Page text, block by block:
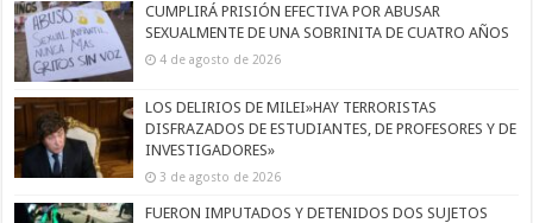
CUMPLIRÁ PRISIÓN EFECTIVA POR ABUSAR
SEXUALMENTE DE UNA SOBRINITA DE CUATRO AÑOS
4 de agosto de 2026
LOS DELIRIOS DE MILEI»HAY TERRORISTAS
DISFRAZADOS DE ESTUDIANTES, DE PROFESORES Y DE
INVESTIGADORES»
3 de agosto de 2026
FUERON IMPUTADOS Y DETENIDOS DOS SUJETOS